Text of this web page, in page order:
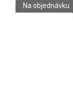
Na objednávku